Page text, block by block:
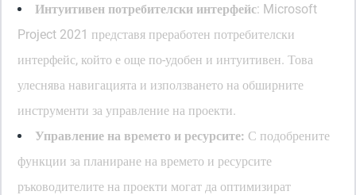
Интуитивен потребителски интерфейс: Microsoft
Project 2021 представя преработен потребителски
интерфейс, който е още по-удобен и интуитивен. Това
улеснява навигацията и използването на обширните
инструменти за управление на проекти.
Управление на времето и ресурсите: С подобрените
функции за планиране на времето и ресурсите
ръководителите на проекти могат да оптимизират